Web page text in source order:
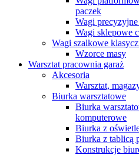
paczek
Wagi
Wagi sklepowe
Wagi szalkowe
Wzorce masy
Warsztat pracownia garaż
Akcesoria
Warsztat,
Biurka warsztatowe
Biurka
komputerowe
Biurka z
Biurka z tablicą
Konstrukcje